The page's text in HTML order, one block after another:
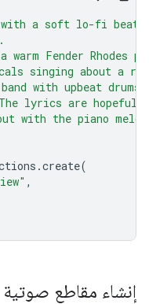
a soft lo-fi beat
Fender Rhodes
singing about a
with upbeat drums
lyrics are hopeful
with the piano
.create(
,
إنشاء مقاطع